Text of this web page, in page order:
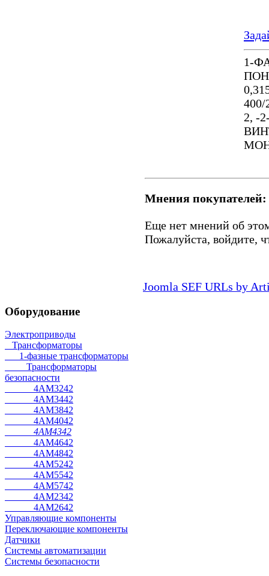
1-
400/
2, -
Мнения покупателей:
Еще нет мнений об
Пожалуйста, войдите,
Joomla SEF URLs by
Оборудование
Электроприводы
Трансформаторы
1-фазные трансформаторы
Трансформаторы
безопасности
4AM3242
4AM3442
4AM3842
4AM4042
4AM4342
4AM4642
4AM4842
4AM5242
4AM5542
4AM5742
4AM2342
4AM2642
Управляющие компоненты
Переключающие компоненты
Датчики
Системы автоматизации
Системы безопасности